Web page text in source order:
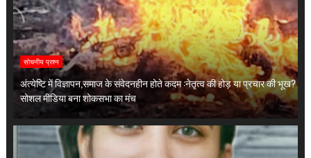
सोचनीय प्रश्न
अंत्येष्टि में विज्ञापन,समाज के संवेदनहीन होते कदम :नेतृत्व की होड़ या प्रचार की भूख?
सोशल मीडिया बना शोकसभा का मंच